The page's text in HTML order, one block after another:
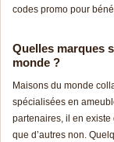
codes promo pour
Quelles marques
monde ?
Maisons du monde
spécialisées en
partenaires, il en
que d’autres non.